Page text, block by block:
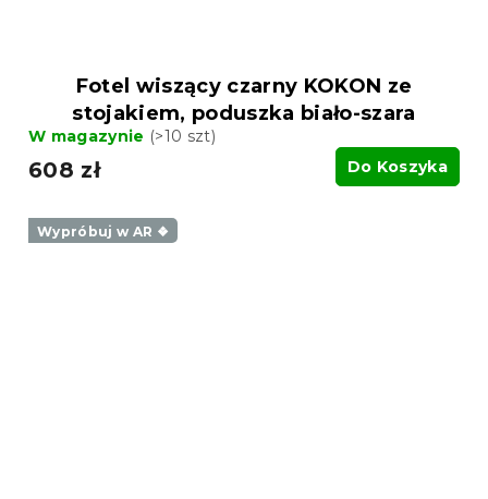
Fotel wiszący czarny KOKON ze
stojakiem, poduszka biało-szara
W magazynie (>10 szt)
608 zł Do Koszyka
Wypróbuj w AR ❖